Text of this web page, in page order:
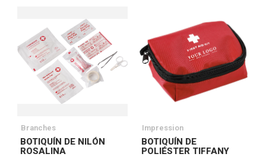
Branches
BOTIQUÍN DE NILÓN
ROSALINA
Impression
BOTIQUÍN DE
POLIÉSTER TIFFANY